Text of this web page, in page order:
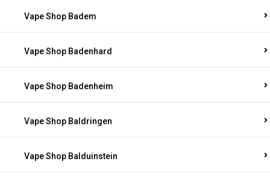
Vape Shop Badem
Vape Shop Badenhard
Vape Shop Badenheim
Vape Shop Baldringen
Vape Shop Balduinstein